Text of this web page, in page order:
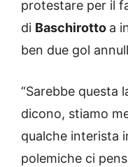
protestare per il
di Baschirotto a
ben due gol
“Sarebbe questa
dicono, stiamo
qualche interista
polemiche ci